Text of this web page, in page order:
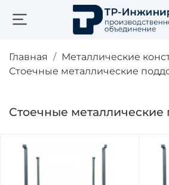
Главная Металлические
Стоечные металлические
Стоечные